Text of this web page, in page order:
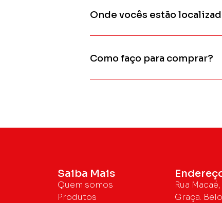
Onde vocês estão
Como faço para comprar?
Saiba Mais
Quem somos
Produtos
Rua
Graça.